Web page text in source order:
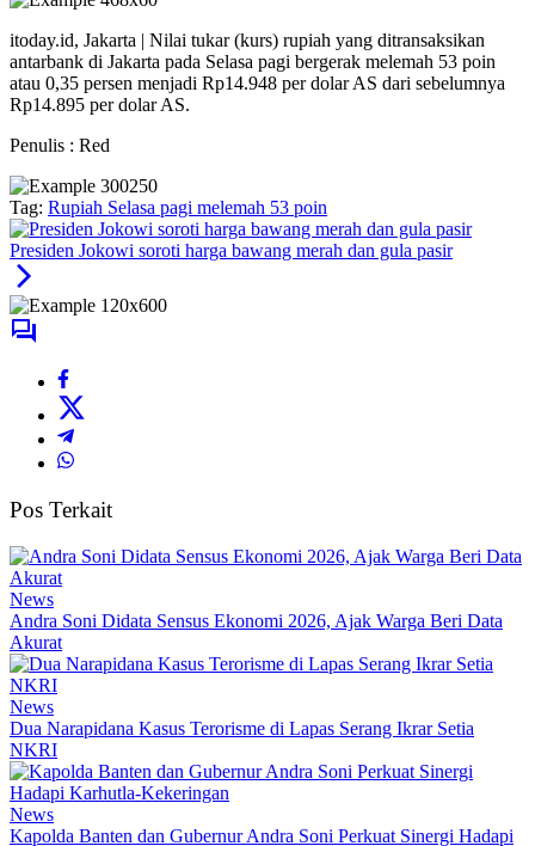
itoday.id, Jakarta | Nilai tukar (kurs) rupiah yang ditransaksikan
antarbank di Jakarta pada Selasa pagi bergerak melemah 53 poin
atau 0,35 persen menjadi Rp14.948 per dolar AS dari sebelumnya
Rp14.895 per dolar AS.
Penulis : Red
Tag: Rupiah Selasa pagi melemah 53 poin
Presiden Jokowi soroti harga bawang merah dan gula pasir
Pos Terkait
News
Andra Soni Didata Sensus Ekonomi 2026, Ajak Warga Beri Data
Akurat
News
Dua Narapidana Kasus Terorisme di Lapas Serang Ikrar Setia
NKRI
News
Kapolda Banten dan Gubernur Andra Soni Perkuat Sinergi Hadapi